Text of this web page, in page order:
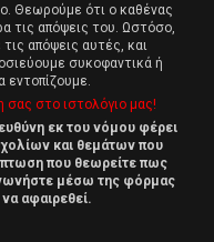
Θεωρούμε ότι ο καθένας
τις απόψεις του. Ωστόσο,
απόψεις αυτές, και
συκοφαντικά ή
εντοπίζουμε.
σας στο ιστολόγιο μας!
εκ του νόμου φέρει
και θεμάτων που
που θεωρείτε πως
μέσω της φόρμας
αφαιρεθεί.